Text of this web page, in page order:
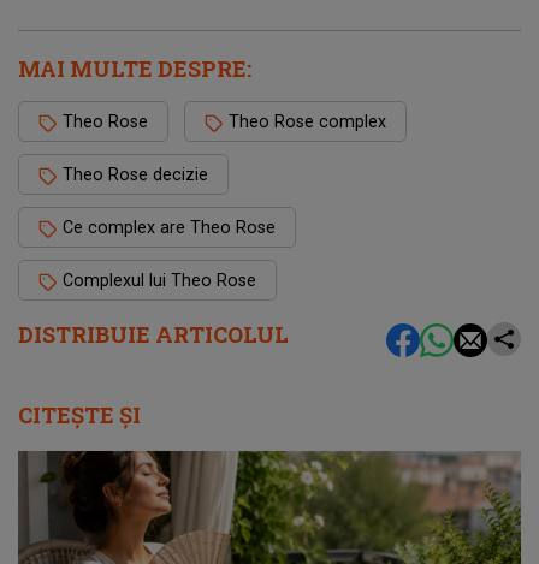
DISTRIBUIE ARTICOLUL
MAI MULTE DESPRE:
Theo Rose Theo Rose complex
Theo Rose decizie
Ce complex are Theo Rose
Complexul lui Theo Rose
CITEȘTE ȘI